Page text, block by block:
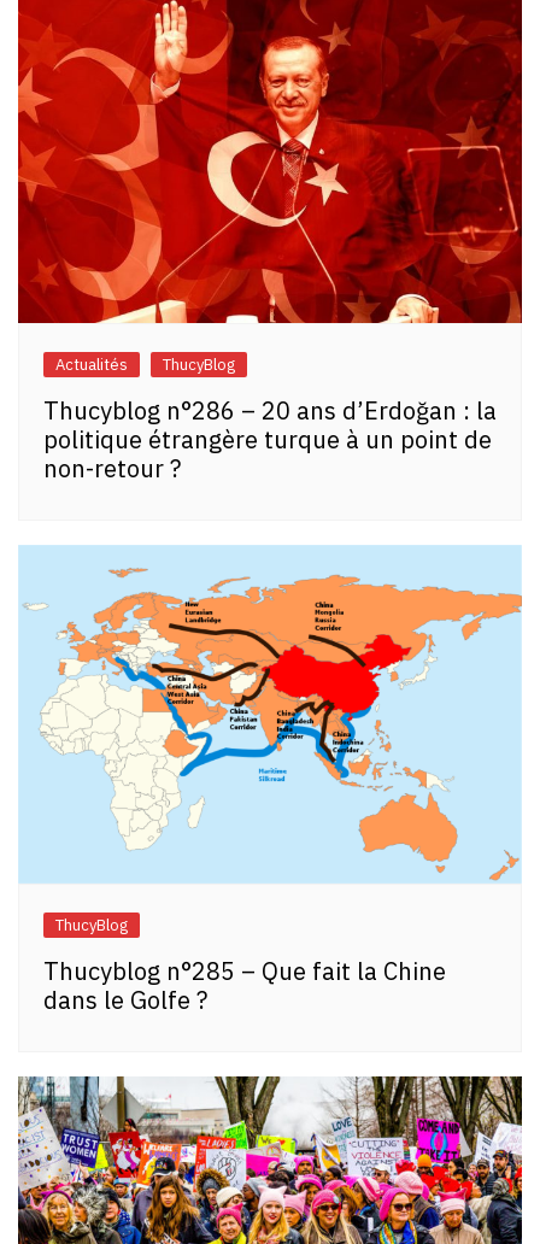
Actualités ThucyBlog
Thucyblog n°286 – 20 ans d’Erdoğan : la
politique étrangère turque à un point de
non-retour ?
ThucyBlog
Thucyblog n°285 – Que fait la Chine
dans le Golfe ?